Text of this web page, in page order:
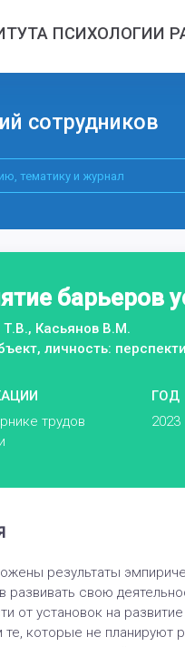
ПСИХОЛОГИИ
сотрудников
барьеров
Касьянов В.М.
личность:
трудов
ГОД
2023
результаты
развивать свою
от установок на
те, которые не планируют